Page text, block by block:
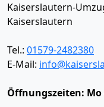
Kaiserslautern-
Kaiserslautern
Tel.: 01579-2482380
E-Mail:
Öffnungszeiten: Mo